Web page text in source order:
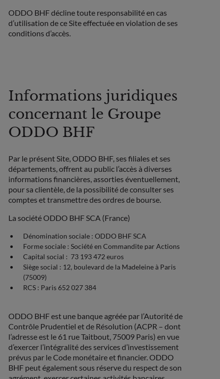
ODDO BHF décline toute responsabilité en cas
d’utilisation de ce Site effectuée en violation de ses
conditions d’accès.
Informations juridiques
concernant le Groupe
ODDO BHF
Par le présent Site, ODDO BHF, ses filiales et ses
départements, offrent au public l’accès à diverses
informations financières, assorties éventuellement,
pour sa clientèle, de la possibilité de consulter ses
comptes et transmettre des ordres de bourse.
La société ODDO BHF SCA (France)
Dénomination sociale : ODDO BHF SCA
Forme sociale : Société en Commandite par Actions
Capital social : 73 193 472 euros
Siège social : 12, boulevard de la Madeleine à Paris
(75009)
RCS : Paris 652 027 384
ODDO BHF est une banque agréée par l’Autorité de
Contrôle Prudentiel et de Résolution (ACPR – dont
l’adresse est le 61 rue Taitbout, 75009 Paris) en vue
d’exercer l’intégralité des services d’investissement
prévus par le Code monétaire et financier. ODDO
BHF peut également sous réserve du respect de son